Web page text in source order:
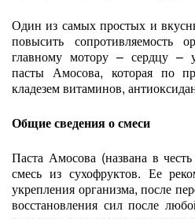
Один из самых простых и
повысить сопротивляемость
главному мотору – сердцу –
пасты Амосова, которая по
кладезем витаминов,
Общие сведения о смеси
Паста Амосова (названа в
смесь из сухофруктов. Ее
укрепления организма, после
восстановления сил после